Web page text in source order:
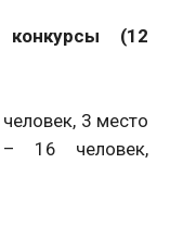
(12
3 место
16 человек,